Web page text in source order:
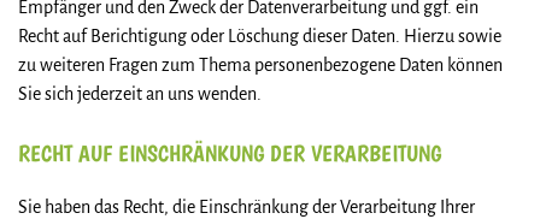
Empfänger und den Zweck der Datenverarbeitung und ggf. ein
Recht auf Berichtigung oder Löschung dieser Daten. Hierzu sowie
zu weiteren Fragen zum Thema personenbezogene Daten können
Sie sich jederzeit an uns wenden.
RECHT AUF EINSCHRÄNKUNG DER VERARBEITUNG
Sie haben das Recht, die Einschränkung der Verarbeitung Ihrer